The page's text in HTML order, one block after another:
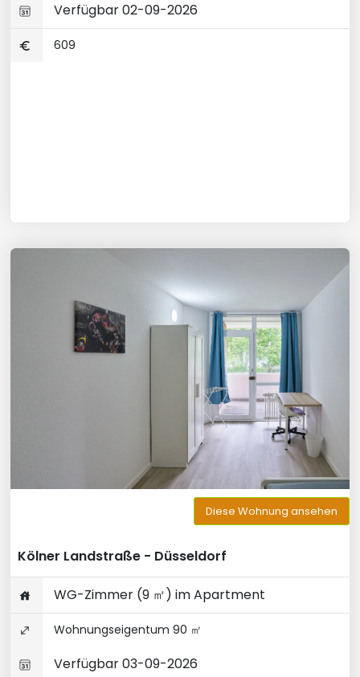
Verfügbar 02-09-2026
609
Diese Wohnung ansehen
Kölner Landstraße - Düsseldorf
WG-Zimmer (9 ㎡) im Apartment
Wohnungseigentum 90 ㎡
Verfügbar 03-09-2026